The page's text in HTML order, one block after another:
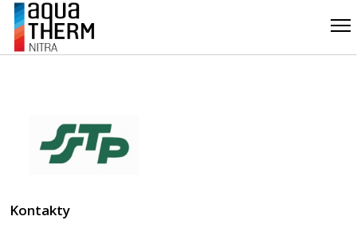
Kontakty